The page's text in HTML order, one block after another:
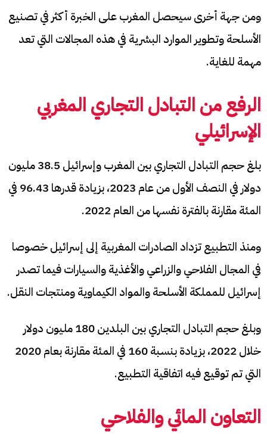
ومن جهة أخرى سيحصل المغرب على الخبرة أكثر في تصنيع
الأسلحة وتطوير الموارد البشرية في هذه المجالات التي تعد
مهمة للغاية.
الرفع من التبادل التجاري المغربي
الإسرائيلي
بلغ حجم التبادل التجاري بين المغرب وإسرائيل 38.5 مليون
دولار في النصف الأول من عام 2023، بزيادة قدرها 96.43 في
المئة مقارنة بالفترة نفسها من العام 2022.
ومنذ التطبيع تزداد الصادرات المغربية إلى إسرائيل خصوصا
في المجال الفلاحي والزراعي والأغذية والسيارات فيما تصدر
إسرائيل للمملكة الأسلحة والمواد الكيماوية ومنتجات النقل.
وبلغ حجم التبادل التجاري بين البلدين 180 مليون دولار
خلال 2022، بزيادة بنسبة 160 في المئة مقارنة بعام 2020
التي تم توقيع فيه اتفاقية التطبيع.
التعاون المائي والفلاحي